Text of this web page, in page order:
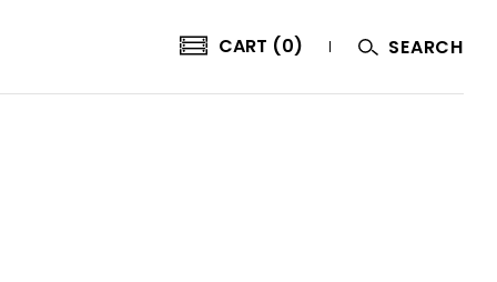
CART (0) SEARCH